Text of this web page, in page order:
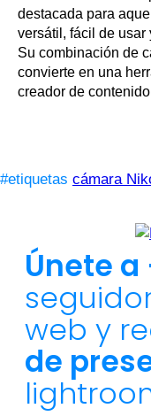
destacada para
versátil, fácil de
Su combinación de
convierte en una
creador de
#etiquetas cámara
Únete a
web y
de